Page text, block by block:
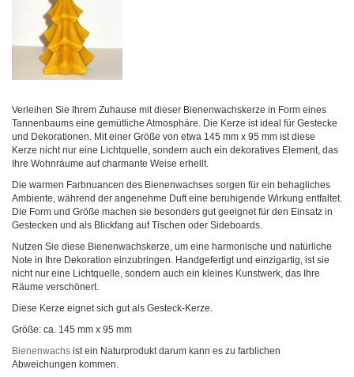
Verleihen Sie Ihrem Zuhause mit dieser Bienenwachskerze in Form eines
Tannenbaums eine gemütliche Atmosphäre. Die Kerze ist ideal für Gestecke
und Dekorationen. Mit einer Größe von etwa 145 mm x 95 mm ist diese
Kerze nicht nur eine Lichtquelle, sondern auch ein dekoratives Element, das
Ihre Wohnräume auf charmante Weise erhellt.
Die warmen Farbnuancen des Bienenwachses sorgen für ein behagliches
Ambiente, während der angenehme Duft eine beruhigende Wirkung entfaltet.
Die Form und Größe machen sie besonders gut geeignet für den Einsatz in
Gestecken und als Blickfang auf Tischen oder Sideboards.
Nutzen Sie diese Bienenwachskerze, um eine harmonische und natürliche
Note in Ihre Dekoration einzubringen. Handgefertigt und einzigartig, ist sie
nicht nur eine Lichtquelle, sondern auch ein kleines Kunstwerk, das Ihre
Räume verschönert.
Diese Kerze eignet sich gut als Gesteck-Kerze.
Größe: ca. 145 mm x 95 mm
Bienenwachs ist ein Naturprodukt darum kann es zu farblichen
Abweichungen kommen.